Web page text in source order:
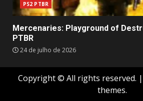
PS2 PTBR
Mercenaries: Playground of
PTBR
24 de julho de 2026
Copyright © All rights reserved. |
themes.